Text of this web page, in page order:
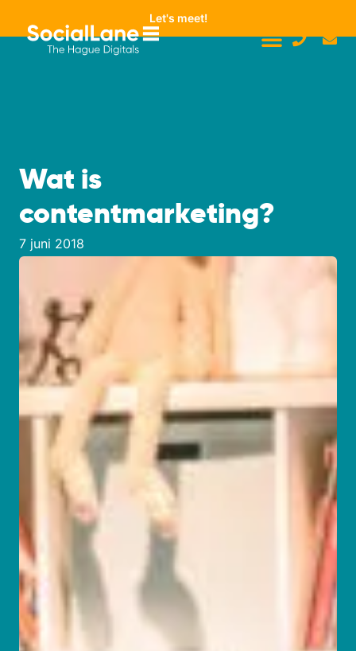
Let's meet!
Wat is
contentmarketing?
7 juni 2018